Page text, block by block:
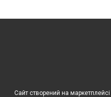
Сайт створений на маркетплейсі